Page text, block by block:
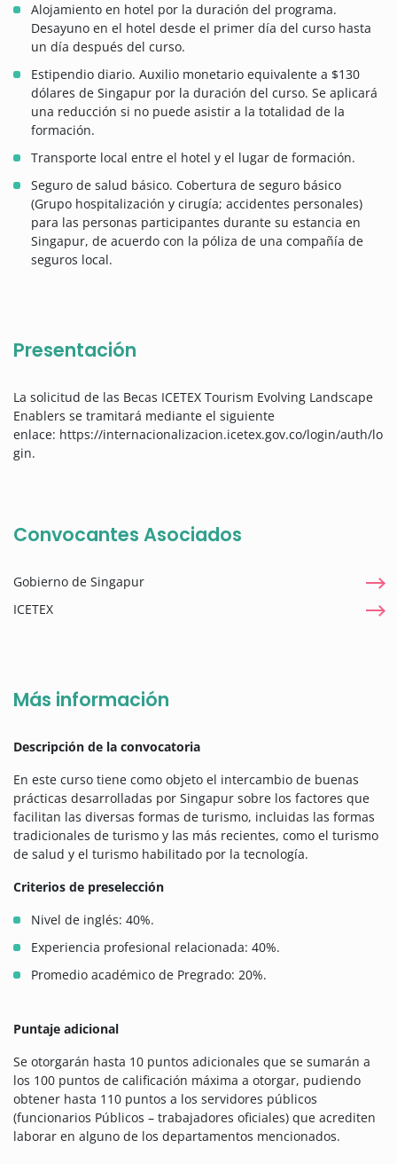
Alojamiento en hotel por la duración del programa.
Desayuno en el hotel desde el primer día del curso hasta
un día después del curso.
Estipendio diario. Auxilio monetario equivalente a $130
dólares de Singapur por la duración del curso. Se aplicará
una reducción si no puede asistir a la totalidad de la
formación.
Transporte local entre el hotel y el lugar de formación.
Seguro de salud básico. Cobertura de seguro básico
(Grupo hospitalización y cirugía; accidentes personales)
para las personas participantes durante su estancia en
Singapur, de acuerdo con la póliza de una compañía de
seguros local.
Presentación
La solicitud de las Becas ICETEX Tourism Evolving Landscape
Enablers se tramitará mediante el siguiente
enlace: https://internacionalizacion.icetex.gov.co/login/auth/lo
gin.
Convocantes Asociados
Gobierno de Singapur
ICETEX
Más información
Descripción de la convocatoria
En este curso tiene como objeto el intercambio de buenas
prácticas desarrolladas por Singapur sobre los factores que
facilitan las diversas formas de turismo, incluidas las formas
tradicionales de turismo y las más recientes, como el turismo
de salud y el turismo habilitado por la tecnología.
Criterios de preselección
Nivel de inglés: 40%.
Experiencia profesional relacionada: 40%.
Promedio académico de Pregrado: 20%.
Puntaje adicional
Se otorgarán hasta 10 puntos adicionales que se sumarán a
los 100 puntos de calificación máxima a otorgar, pudiendo
obtener hasta 110 puntos a los servidores públicos
(funcionarios Públicos – trabajadores oficiales) que acrediten
laborar en alguno de los departamentos mencionados.